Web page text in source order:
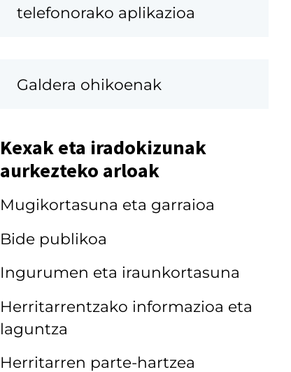
telefonorako aplikazioa
Galdera ohikoenak
Kexak eta iradokizunak
aurkezteko arloak
Mugikortasuna eta garraioa
Bide publikoa
Ingurumen eta iraunkortasuna
Herritarrentzako informazioa eta
laguntza
Herritarren parte-hartzea